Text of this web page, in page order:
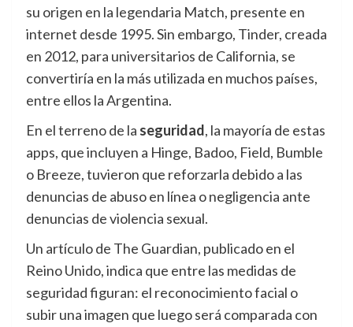
su origen en la legendaria Match, presente en
internet desde 1995. Sin embargo, Tinder, creada
en 2012, para universitarios de California, se
convertiría en la más utilizada en muchos países,
entre ellos la Argentina.
En el terreno de la seguridad, la mayoría de estas
apps, que incluyen a Hinge, Badoo, Field, Bumble
o Breeze, tuvieron que reforzarla debido a las
denuncias de abuso en línea o negligencia ante
denuncias de violencia sexual.
Un artículo de The Guardian, publicado en el
Reino Unido, indica que entre las medidas de
seguridad figuran: el reconocimiento facial o
subir una imagen que luego será comparada con